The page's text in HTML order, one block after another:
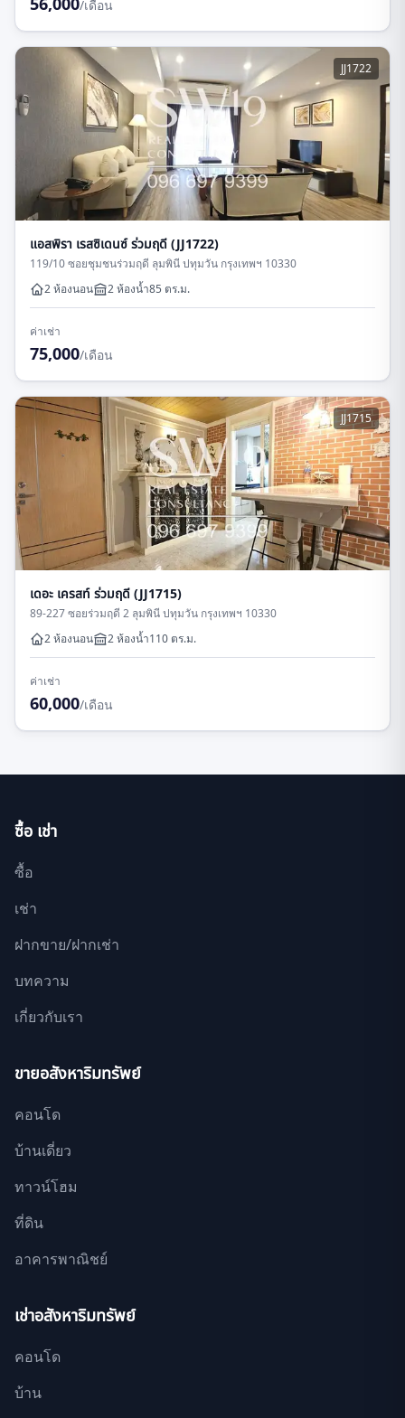
/เดือน
JJ1722
แอสพิรา เรสซิเดนซ์ ร่วมฤดี (JJ1722)
119/10 ซอยชุมชนร่วมฤดี ลุมพินี ปทุมวัน กรุงเทพฯ 10330
2 ห้องนอน
2ห้องน้ำ85 ตร.ม.
ค่าเช่า
75,000/เดือน
JJ1715
เดอะ เครสท์ ร่วมฤดี (JJ1715)
89-227 ซอยร่วมฤดี 2 ลุมพินี ปทุมวัน กรุงเทพฯ 10330
2 ห้องนอน
2ห้องน้ำ110 ตร.ม.
ค่าเช่า
60,000/เดือน
ซื้อ เช่า
ซื้อ
เช่า
ฝากขาย/ฝากเช่า
บทความ
เกี่ยวกับเรา
ขายอสังหาริมทรัพย์
คอนโด
บ้านเดี่ยว
ทาวน์โฮม
ที่ดิน
อาคารพาณิชย์
เช่าอสังหาริมทรัพย์
คอนโด
บ้าน